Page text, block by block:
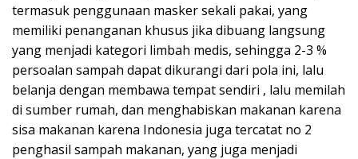
termasuk penggunaan masker sekali pakai, yang
memiliki penanganan khusus jika dibuang langsung
yang menjadi kategori limbah medis, sehingga 2-3 %
persoalan sampah dapat dikurangi dari pola ini, lalu
belanja dengan membawa tempat sendiri , lalu memilah
di sumber rumah, dan menghabiskan makanan karena
sisa makanan karena Indonesia juga tercatat no 2
penghasil sampah makanan, yang juga menjadi